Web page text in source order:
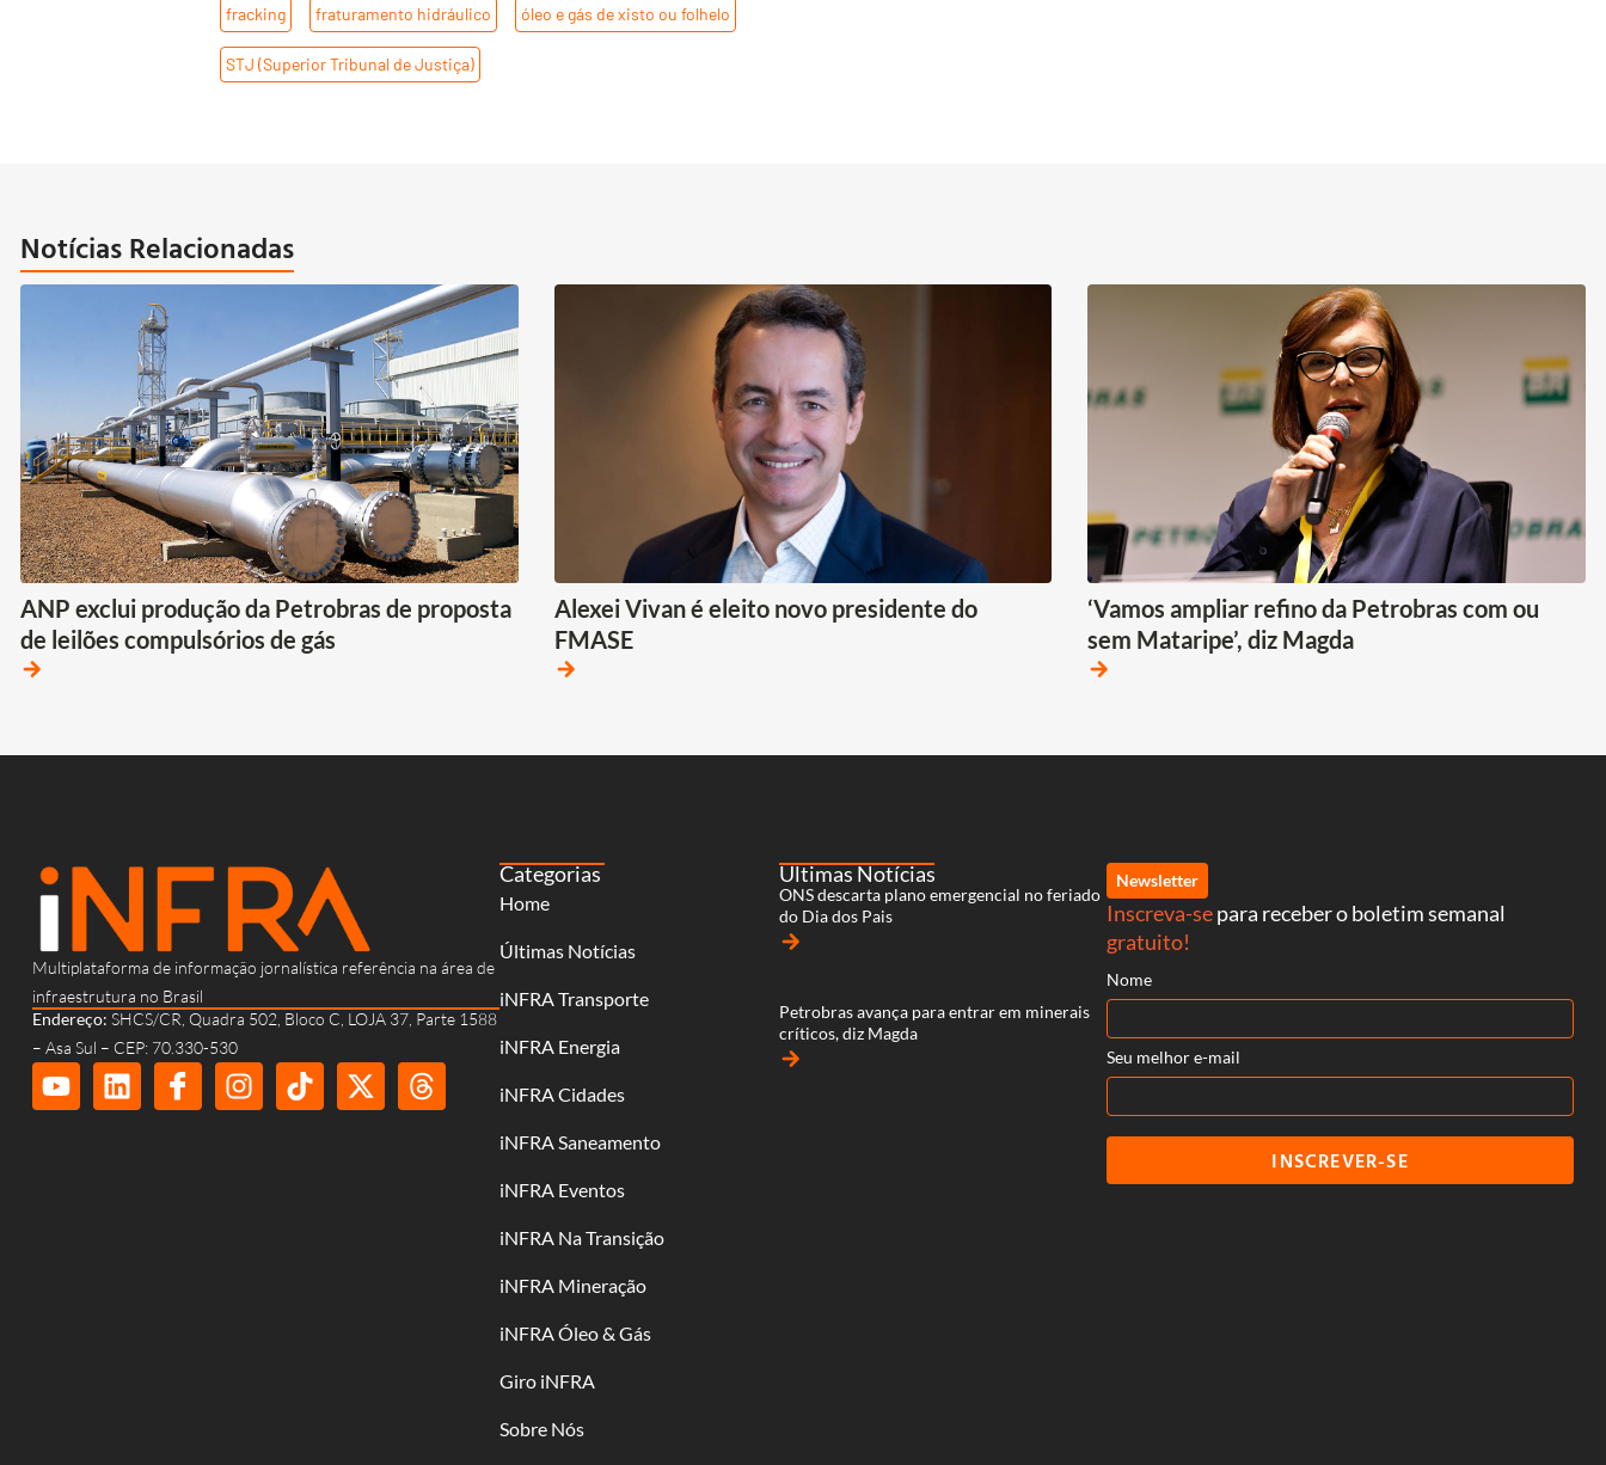
fracking fraturamento hidráulico óleo e gás de xisto ou folhelo
STJ (Superior Tribunal de Justiça)
Notícias Relacionadas
ANP exclui produção da Petrobras de proposta
de leilões compulsórios de gás
arrow_forward
Alexei Vivan é eleito novo presidente do
FMASE
arrow_forward
‘Vamos ampliar refino da Petrobras com ou
sem Mataripe’, diz Magda
arrow_forward
Multiplataforma de informação jornalística referência na área de
infraestrutura no Brasil
Endereço: SHCS/CR, Quadra 502, Bloco C, LOJA 37, Parte 1588
– Asa Sul – CEP: 70.330-530
Categorias
Home
Últimas Notícias
iNFRA Transporte
iNFRA Energia
iNFRA Cidades
iNFRA Saneamento
iNFRA Eventos
iNFRA Na Transição
iNFRA Mineração
iNFRA Óleo & Gás
Giro iNFRA
Sobre Nós
Últimas Notícias
ONS descarta plano emergencial no feriado
do Dia dos Pais
arrow_forward
Petrobras avança para entrar em minerais
críticos, diz Magda
arrow_forward
Newsletter
Inscreva-separa receber o boletim semanal
gratuito!
Nome
Seu melhor e-mail
INSCREVER-SE